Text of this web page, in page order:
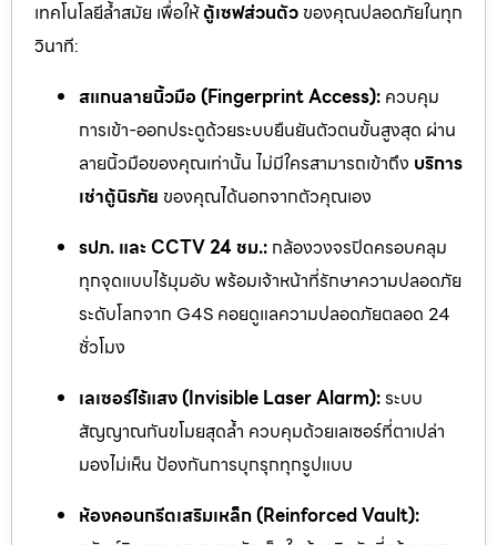
เทคโนโลยีล้ำสมัย เพื่อให้ตู้เซฟส่วนตัว ของคุณปลอดภัยในทุก
วินาที:
สแกนลายนิ้วมือ (Fingerprint Access): ควบคุม
การเข้า-ออกประตูด้วยระบบยืนยันตัวตนขั้นสูงสุด ผ่าน
ลายนิ้วมือของคุณเท่านั้น ไม่มีใครสามารถเข้าถึง บริการ
เช่าตู้นิรภัย ของคุณได้นอกจากตัวคุณเอง
รปภ. และ CCTV 24 ชม.: กล้องวงจรปิดครอบคลุม
ทุกจุดแบบไร้มุมอับ พร้อมเจ้าหน้าที่รักษาความปลอดภัย
ระดับโลกจาก G4S คอยดูแลความปลอดภัยตลอด 24
ชั่วโมง
เลเซอร์ไร้แสง (Invisible Laser Alarm):ระบบ
สัญญาณกันขโมยสุดล้ำ ควบคุมด้วยเลเซอร์ที่ตาเปล่า
มองไม่เห็น ป้องกันการบุกรุกทุกรูปแบบ
ห้องคอนกรีตเสริมเหล็ก (Reinforced Vault):